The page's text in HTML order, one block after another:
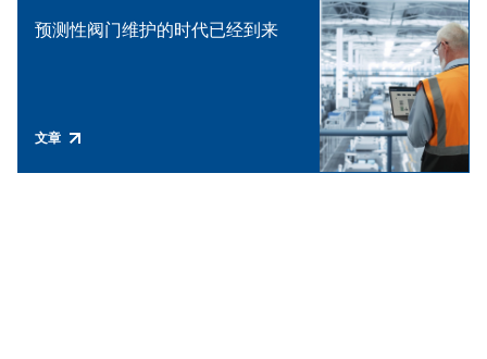
预测性阀门维护的时代已经到来
文章